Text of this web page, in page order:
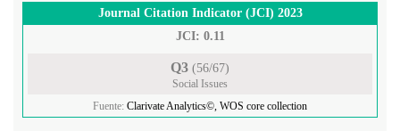
Journal Citation Indicator (JCI) 2023
JCI: 0.11
Q3 (56/67)
Social Issues
Fuente: Clarivate Analytics©, WOS core collection